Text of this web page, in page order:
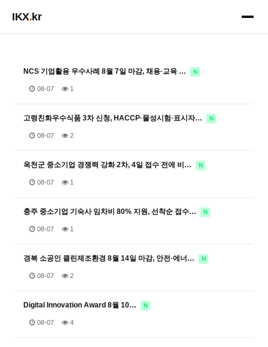
IKX.kr
NCS 기업활용 우수사례 8월 7일 마감, 채용·교육 … N
08-07 1
고령친화우수식품 3차 신청, HACCP·물성시험·표시자… N
08-07 2
옥천군 중소기업 경쟁력 강화 2차, 4일 접수 전에 비… N
08-07 1
충주 중소기업 기숙사 임차비 80% 지원, 선착순 접수… N
08-07 1
경북 소공인 클린제조환경 8월 14일 마감, 안전·에너… N
08-07 2
Digital Innovation Award 8월 10… N
08-07 4